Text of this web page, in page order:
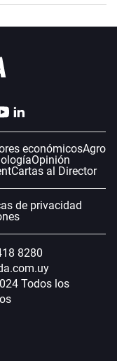
económicosAgro
Opinión
Cartas al Director
de privacidad
8280
Todos los